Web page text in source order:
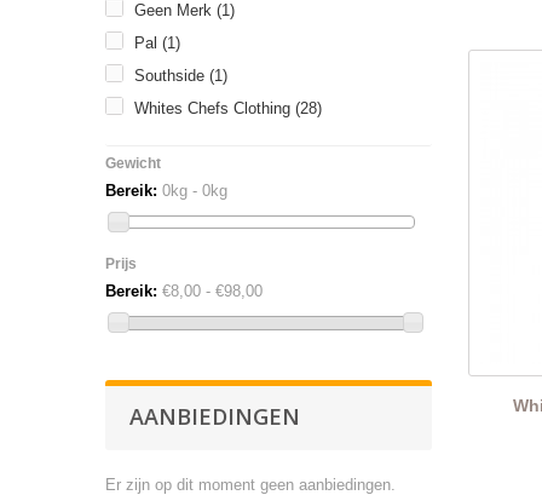
Geen Merk (1)
Pal (1)
Southside (1)
Whites Chefs Clothing (28)
Gewicht
Bereik: 0kg - 0kg
Prijs
Bereik: €8,00 - €98,00
AANBIEDINGEN
Er zijn op dit moment geen aanbiedingen.